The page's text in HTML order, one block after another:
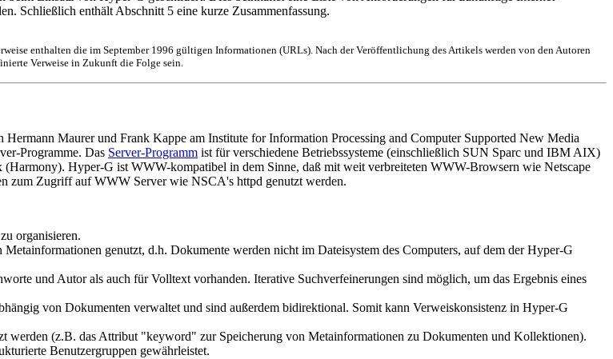
Schließlich enthält Abschnitt 5 eine kurze Zusammenfassung.
enthalten die im September 1996 gültigen Informationen (URLs). Nach der Veröffentlichung des Artikels werden von den Autoren
Verweise in Zukunft die Folge sein.
Maurer und Frank Kappe am Institute for Information Processing and Computer Supported New Media
Programme. Das Server-Programm ist für verschiedene Betriebssysteme (einschließlich SUN Sparc und IBM AIX)
Hyper-G ist WWW-kompatibel in dem Sinne, daß mit weit verbreiteten WWW-Browsern wie Netscape
zum Zugriff auf WWW Server wie NSCA's httpd genutzt werden.
organisieren.
genutzt, d.h. Dokumente werden nicht im Dateisystem des Computers, auf dem der Hyper-G
und Autor als auch für Volltext vorhanden. Iterative Suchverfeinerungen sind möglich, um das Ergebnis eines
von Dokumenten verwaltet und sind außerdem bidirektional. Somit kann Verweiskonsistenz in Hyper-G
werden (z.B. das Attribut "keyword" zur Speicherung von Metainformationen zu Dokumenten und Kollektionen).
Benutzergruppen gewährleistet.